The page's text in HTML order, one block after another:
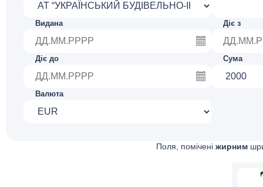
Видана Діє з
Діє до Сума
Валюта
Поля, помічені жирним